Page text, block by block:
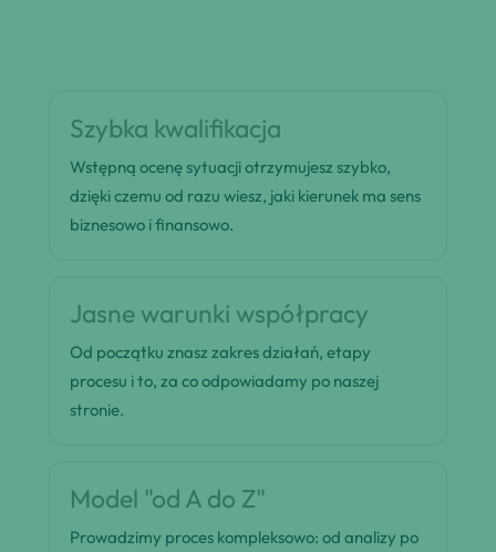
Szybka kwalifikacja
Wstępną ocenę sytuacji otrzymujesz szybko,
dzięki czemu od razu wiesz, jaki kierunek ma sens
biznesowo i finansowo.
Jasne warunki współpracy
Od początku znasz zakres działań, etapy
procesu i to, za co odpowiadamy po naszej
stronie.
Model "od A do Z"
Prowadzimy proces kompleksowo: od analizy po